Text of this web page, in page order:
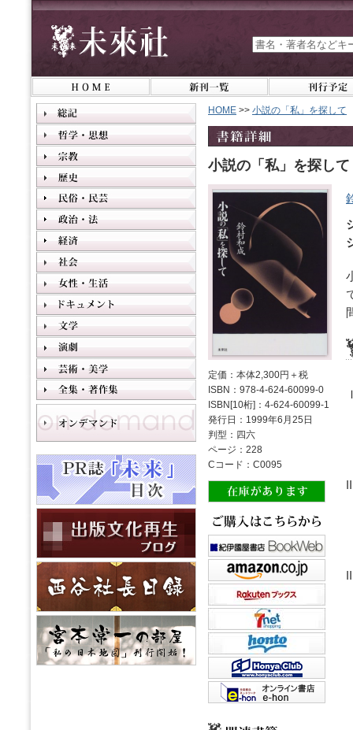
HOME >> 小説の「私」を探して
小説の「私」を探して
定価：本体2,300円＋税
ISBN：978-4-624-60099-0
ISBN[10桁]：4-624-60099-1
発行日：1999年6月25日
判型：四六
ページ：228
Cコード：C0095